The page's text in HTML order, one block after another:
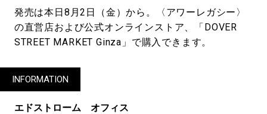
発売は本日8月2日（金）から。〈アワーレガシー〉
の直営店および公式オンラインストア、「DOVER
STREET MARKET Ginza」で購入できます。
INFORMATION
エドストローム オフィス